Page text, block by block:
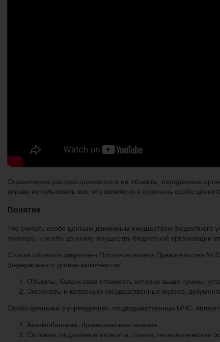
Ограничения распространяются и на объекты, переданные
вправе использовать все, что включено в перечень особо
Понятие
Что считать особо ценным движимым имуществом бюджетного
примеру, к особо ценному имуществу бюджетной организации
Список объектов закреплен Постановлением Правительства №
федерального уровня включаются:
Объекты, балансовая стоимость которых выше суммы,
Экспонаты и коллекции государственных музеев,
Особо ценными в учреждениях, подведомственных МЧС,
Автомобильная, бронетанковая техника.
Силовые, подъемные агрегаты, станки, технологическое